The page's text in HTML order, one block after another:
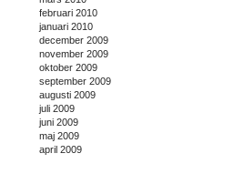
februari 2010
januari 2010
december 2009
november 2009
oktober 2009
september 2009
augusti 2009
juli 2009
juni 2009
maj 2009
april 2009